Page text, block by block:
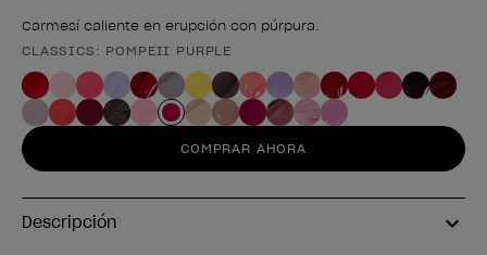
Carmesí caliente en erupción con púrpura.
Forma del producto
CLASSICS: POMPEII PURPLE
COMPRAR AHORA
Descripción